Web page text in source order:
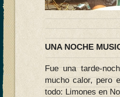
UNA NOCHE
Fue una tarde-
mucho calor, pero
todo: Limones en